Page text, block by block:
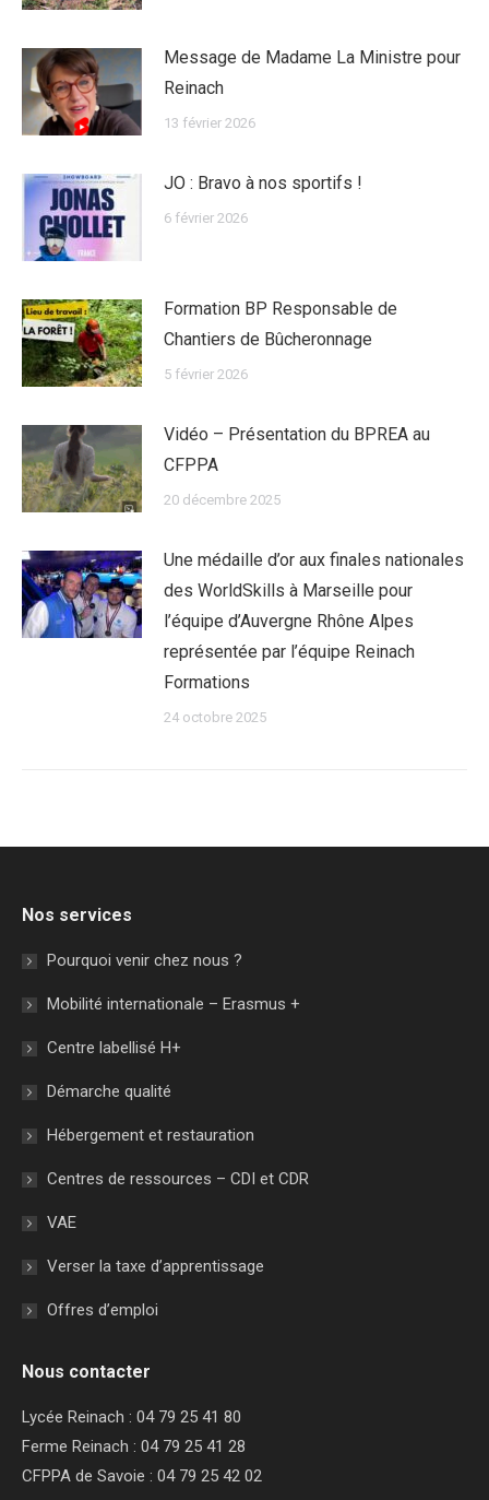
Message de Madame La Ministre pour
Reinach
13 février 2026
JO : Bravo à nos sportifs !
6 février 2026
Formation BP Responsable de
Chantiers de Bûcheronnage
5 février 2026
Vidéo – Présentation du BPREA au
CFPPA
20 décembre 2025
Une médaille d’or aux finales nationales
des WorldSkills à Marseille pour
l’équipe d’Auvergne Rhône Alpes
représentée par l’équipe Reinach
Formations
24 octobre 2025
Nos services
Pourquoi venir chez nous ?
Mobilité internationale – Erasmus +
Centre labellisé H+
Démarche qualité
Hébergement et restauration
Centres de ressources – CDI et CDR
VAE
Verser la taxe d’apprentissage
Offres d’emploi
Nous contacter
Lycée Reinach : 04 79 25 41 80
Ferme Reinach : 04 79 25 41 28
CFPPA de Savoie : 04 79 25 42 02